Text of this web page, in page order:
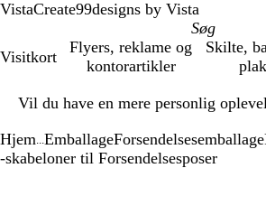
VistaCreate99designs by Vista
Visitkort
Flyers, reklame og
kontorartikler
Skilte,
Vil du have en mere personlig
1
Hjem EmballageForsendelsesemballage
-skabeloner til Forsendelsesposer